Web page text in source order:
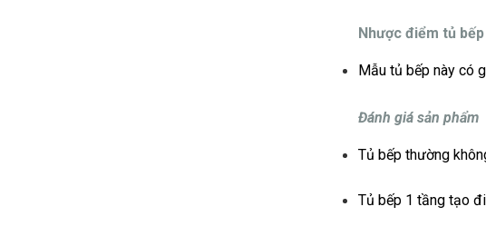
Nhược điểm tủ
Mẫu tủ bếp này có
Đánh giá sản phẩm
Tủ bếp thường
Tủ bếp 1 tầng tạo